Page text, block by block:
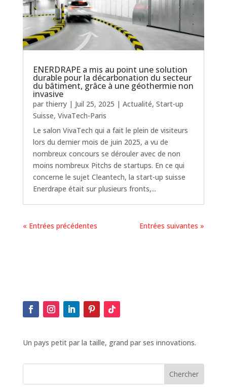
ENERDRAPE a mis au point une solution
durable pour la décarbonation du secteur
du bâtiment, grâce à une géothermie non
invasive
par thierry| Juil 25, 2025 | Actualité, Start-up
Suisse, VivaTech-Paris
Le salon VivaTech qui a fait le plein de visiteurs
lors du dernier mois de juin 2025, a vu de
nombreux concours se dérouler avec de non
moins nombreux Pitchs de startups. En ce qui
concerne le sujet Cleantech, la start-up suisse
Enerdrape était sur plusieurs fronts,...
« Entrées précédentes Entrées suivantes »
Un pays petit par la taille, grand par ses innovations.